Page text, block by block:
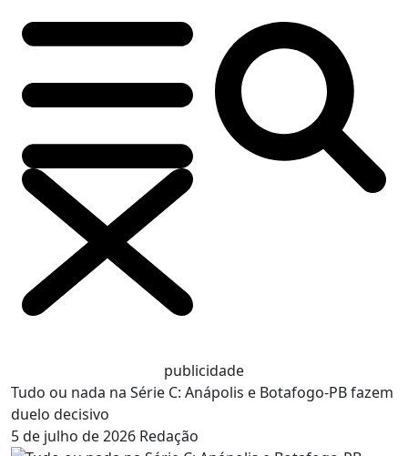
publicidade
Tudo ou nada na Série C: Anápolis e Botafogo-PB fazem
duelo decisivo
5 de julho de 2026 Redação